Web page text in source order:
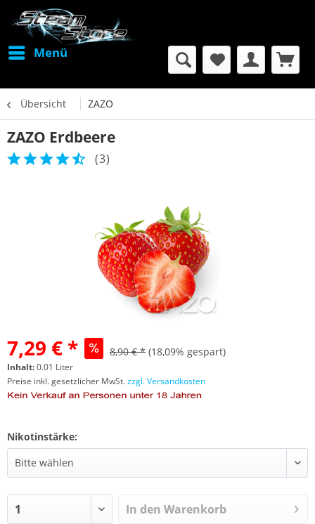
Menü
Übersicht ZAZO
ZAZO Erdbeere
(3)
7,29 € * 8,90 € * (18,09% gespart)
Inhalt:0.01 Liter
Preise inkl. gesetzlicher MwSt.zzgl. Versandkosten
Nikotinstärke:
In den Warenkorb